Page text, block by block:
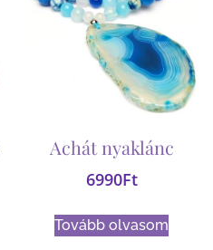
Achát nyaklánc
6990Ft
Tovább olvasom